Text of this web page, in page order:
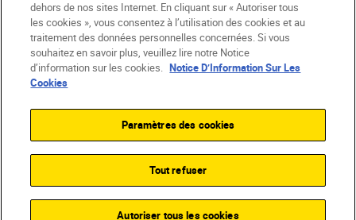
CVG de la boutique Nikon Store
Notice d’information sur les cookies
Accessibilité
Paramètres des cookies
© 2026 Nikon
dehors de nos sites Internet. En cliquant sur « Autoriser tous
les cookies », vous consentez à l’utilisation des cookies et au
traitement des données personnelles concernées. Si vous
souhaitez en savoir plus, veuillez lire notre Notice
d’information sur les cookies. Notice D’Information Sur Les
Cookies
Paramètres des cookies
Tout refuser
Autoriser tous les cookies